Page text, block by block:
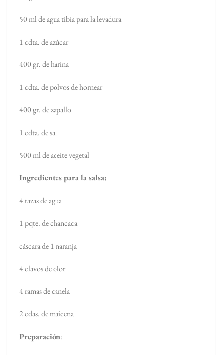
50 ml de agua tibia para la levadura
1 cdta. de azúcar
400 gr. de harina
1 cdta. de polvos de hornear
400 gr. de zapallo
1 cdta. de sal
500 ml de aceite vegetal
Ingredientes para la salsa:
4 tazas de agua
1 pqte. de chancaca
cáscara de 1 naranja
4 clavos de olor
4 ramas de canela
2 cdas. de maicena
Preparación: